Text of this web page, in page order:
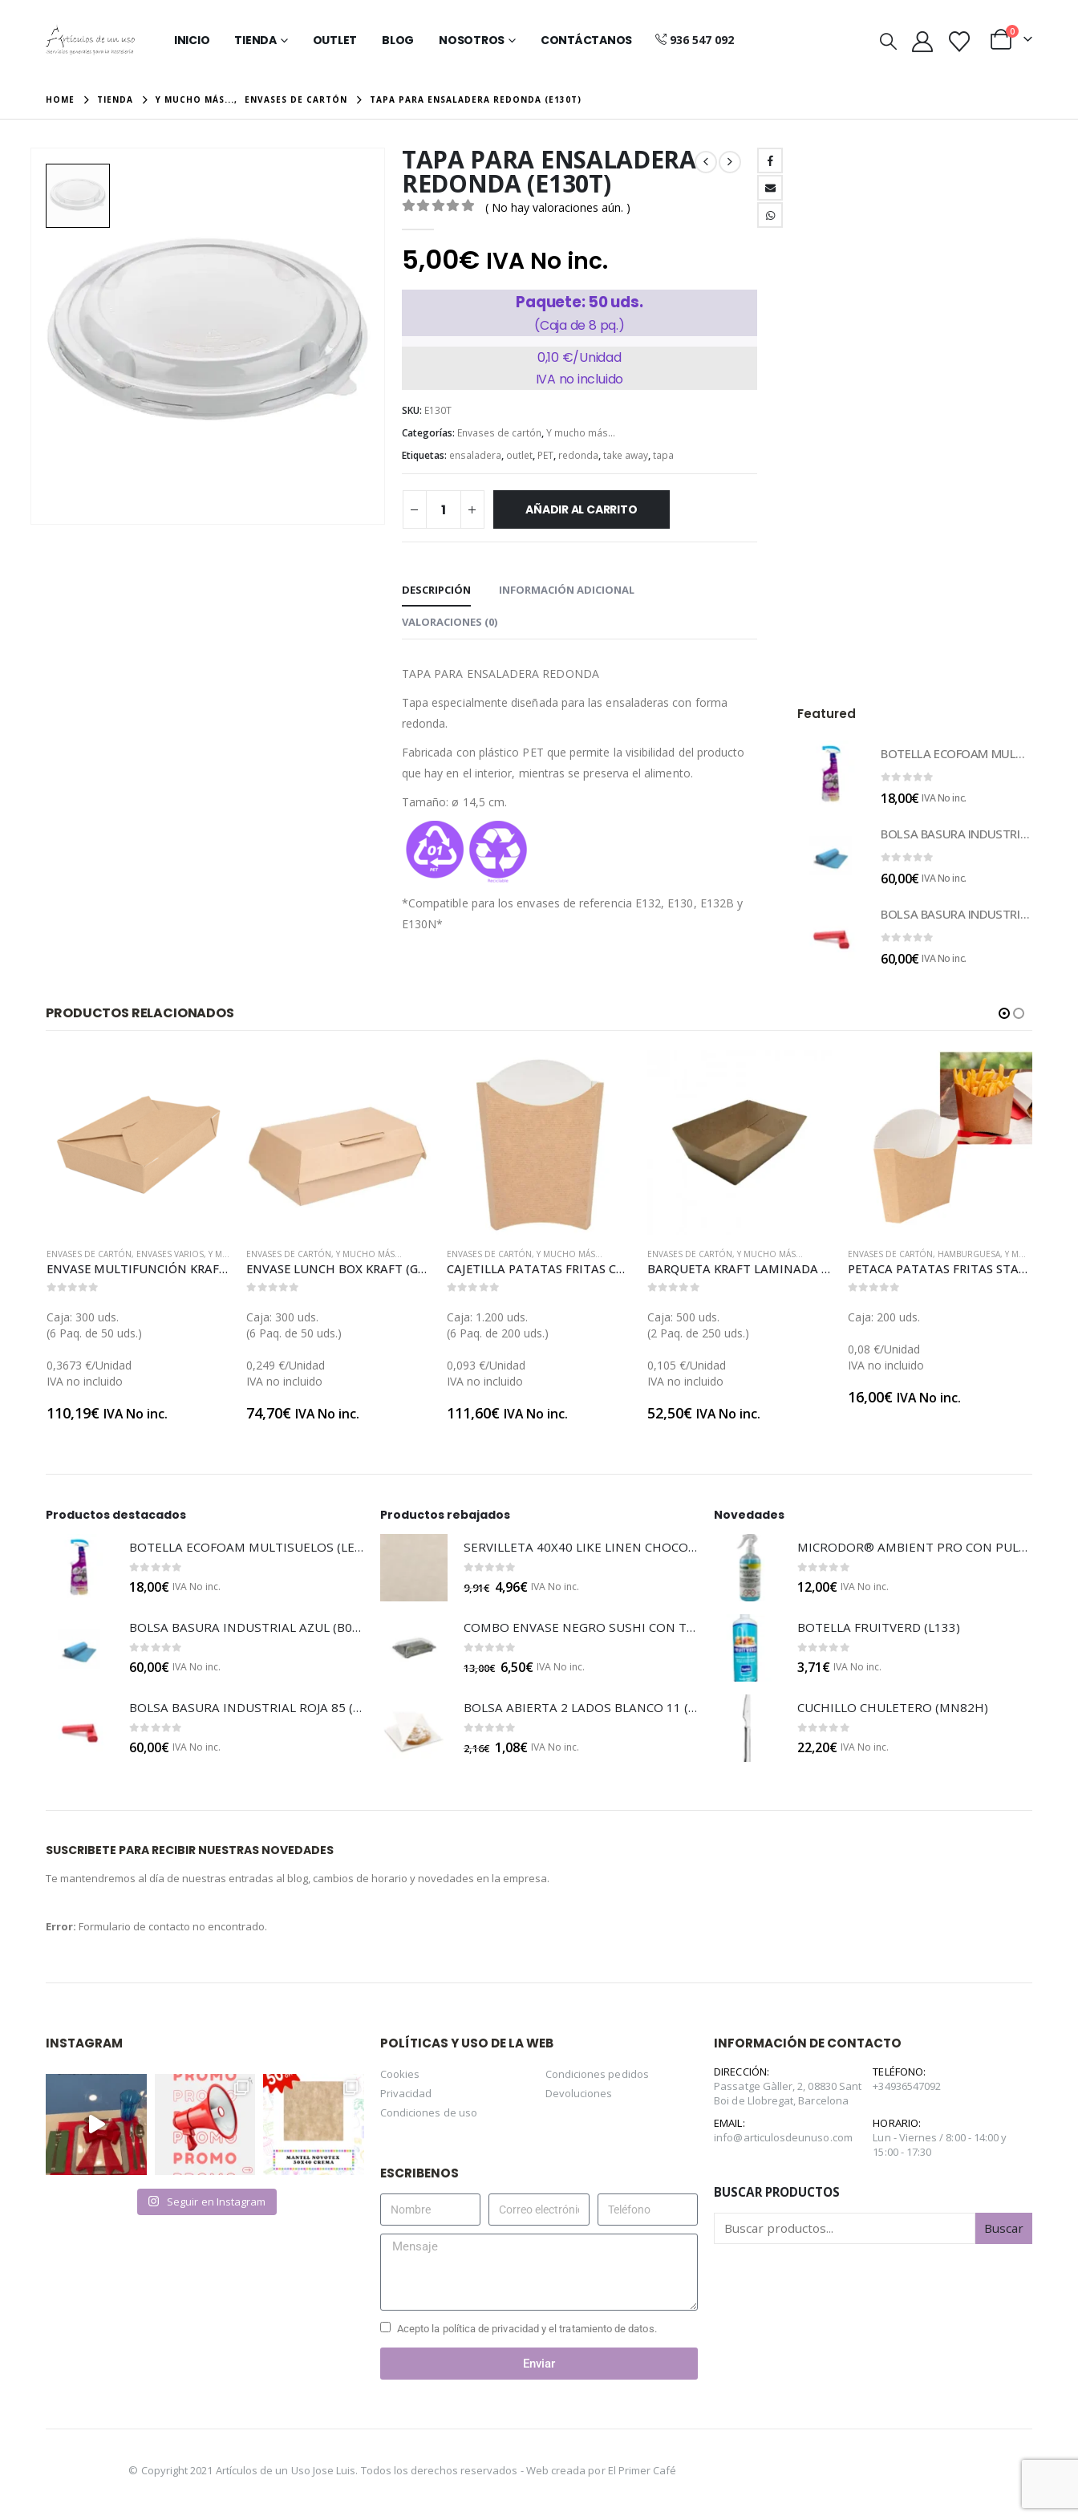
INICIO TIENDA OUTLET BLOG NOSOTROS CONTÁCTANOS 936 547 092
0
HOME TIENDA Y MUCHO MÁS..., ENVASES DE CARTÓN TAPA PARA ENSALADERA REDONDA (E130T)
TAPA PARA ENSALADERA
REDONDA (E130T)
( No hay valoraciones aún. )
5,00€ IVA No inc.
Paquete: 50 uds.
(Caja de 8 pq.)
0,10 €/Unidad
IVA no incluido
SKU: E130T
Categorías: Envases de cartón,Y mucho más...
Etiquetas: ensaladera, outlet, PET, redonda,take away,tapa
AÑADIR AL CARRITO
DESCRIPCIÓN INFORMACIÓN ADICIONAL
VALORACIONES (0)
TAPA PARA ENSALADERA REDONDA
Tapa especialmente diseñada para las ensaladeras con forma
redonda.
Fabricada con plástico PET que permite la visibilidad del producto
que hay en el interior, mientras se preserva el alimento.
Tamaño: ø 14,5 cm.
*Compatible para los envases de referencia E132, E130, E132B y
E130N*
Featured
BOTELLA ECOFOAM MULTISUELOS (LECOF12)
18,00€ IVA No inc.
BOLSA BASURA INDUSTRIAL AZUL (B014A)
60,00€ IVA No inc.
BOLSA BASURA INDUSTRIAL ROJA 85 (B014)
60,00€ IVA No inc.
PRODUCTOS RELACIONADOS
ENVASES DE CARTÓN, ENVASES VARIOS, Y MUCHO MÁS...
ENVASE MULTIFUNCIÓN KRAFT 1470 (GP23460)
Caja: 300 uds.
(6 Paq. de 50 uds.)
0,3673 €/Unidad
IVA no incluido
110,19€ IVA No inc.
ENVASES DE CARTÓN,Y MUCHO MÁS...
ENVASE LUNCH BOX KRAFT (GP23506)
Caja: 300 uds.
(6 Paq. de 50 uds.)
0,249 €/Unidad
IVA no incluido
74,70€ IVA No inc.
ENVASES DE CARTÓN,Y MUCHO MÁS...
CAJETILLA PATATAS FRITAS CARTÓN JUMBO (GP23440)
Caja: 1.200 uds.
(6 Paq. de 200 uds.)
0,093 €/Unidad
IVA no incluido
111,60€ IVA No inc.
ENVASES DE CARTÓN,Y MUCHO MÁS...
BARQUETA KRAFT LAMINADA 85 (E85135)
Caja: 500 uds.
(2 Paq. de 250 uds.)
0,105 €/Unidad
IVA no incluido
52,50€ IVA No inc.
ENVASES DE CARTÓN, HAMBURGUESA, Y MUCHO MÁS...
PETACA PATATAS FRITAS STANDARD (GP23438)
Caja: 200 uds.
0,08 €/Unidad
IVA no incluido
16,00€ IVA No inc.
Productos destacados
BOTELLA ECOFOAM MULTISUELOS (LECOF12)
0 out of 5
18,00€ IVA No inc.
BOLSA BASURA INDUSTRIAL AZUL (B014A)
0out of 5
60,00€ IVA No inc.
BOLSA BASURA INDUSTRIAL ROJA 85 (B014)
0out of 5
60,00€ IVA No inc.
Productos rebajados
SERVILLETA 40X40 LIKE LINEN CHOCOLATE (SGP17927)
out of 5
9,91€ 4,96€ IVA No inc.
COMBO ENVASE NEGRO SUSHI CON TAPA (GP14529)
out of 5
13,00€ 6,50€ IVA No inc.
BOLSA ABIERTA 2 LADOS BLANCO 11 (GP25511)
out of 5
2,16€ 1,08€ IVA No inc.
Novedades
MICRODOR® AMBIENT PRO CON PULVERIZADOR (LB08)
0 out of 5
12,00€ IVA No inc.
BOTELLA FRUITVERD (L133)
0 out of 5
3,71€ IVA No inc.
CUCHILLO CHULETERO (MN82H)
0 out of 5
22,20€ IVA No inc.
SUSCRIBETE PARA RECIBIR NUESTRAS NOVEDADES
Te mantendremos al día de nuestras entradas al blog, cambios de horario y novedades en la empresa.
Error: Formulario de contacto no encontrado.
INSTAGRAM
Seguir en Instagram
POLÍTICAS Y USO DE LA WEB
Cookies
Privacidad
Condiciones de uso
Condiciones pedidos
Devoluciones
ESCRIBENOS
Acepto la política de privacidad y el tratamiento de datos.
Enviar
INFORMACIÓN DE CONTACTO
DIRECCIÓN:
Passatge Gàller, 2, 08830 Sant
Boi de Llobregat, Barcelona
TELÉFONO:
+34936547092
EMAIL:
info@articulosdeunuso.com
HORARIO:
Lun - Viernes / 8:00 - 14:00 y
15:00 - 17:30
BUSCAR PRODUCTOS
Buscar
© Copyright 2021 Artículos de un Uso Jose Luis. Todos los derechos reservados -Web creada por El Primer Café